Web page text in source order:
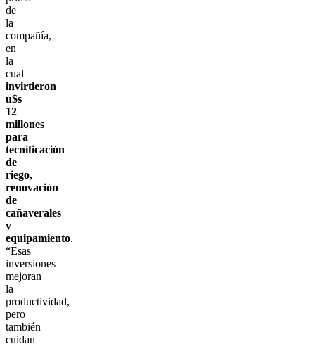
de
la
compañía,
en
la
cual
invirtieron
u$s
12
millones
para
tecnificación
de
riego,
renovación
de
cañaverales
y
equipamiento.
“Esas
inversiones
mejoran
la
productividad,
pero
también
cuidan